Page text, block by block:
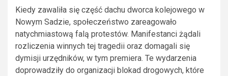
Kiedy zawaliła się część dachu dworca kolejowego w
Nowym Sadzie, społeczeństwo zareagowało
natychmiastową falą protestów. Manifestanci żądali
rozliczenia winnych tej tragedii oraz domagali się
dymisji urzędników, w tym premiera. Te wydarzenia
doprowadziły do organizacji blokad drogowych, które